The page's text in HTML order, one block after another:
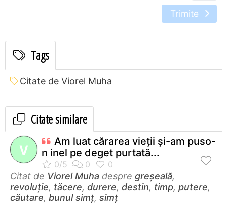
Trimite
Tags
Citate de Viorel Muha
Citate similare
V
Am luat cărarea vieţii şi-am puso-
n inel pe deget purtată...
Citat de Viorel Muha despre greșeală,
revoluție, tăcere, durere, destin, timp, putere,
căutare, bunul simț, simț